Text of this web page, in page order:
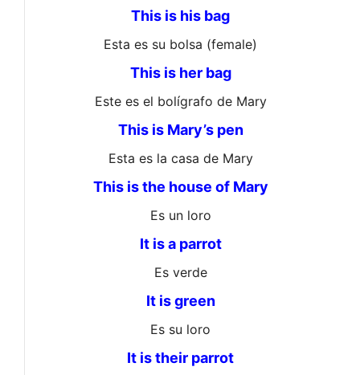
This is his bag
Esta es su bolsa (female)
This is her bag
Este es el bolígrafo de Mary
This is Mary’s pen
Esta es la casa de Mary
This is the house of Mary
Es un loro
It is a parrot
Es verde
It is green
Es su loro
It is their parrot